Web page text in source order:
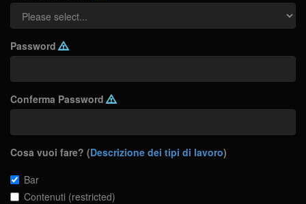
Password
Conferma Password
Cosa vuoi fare? (Descrizione dei tipi di lavoro)
Bar
Contenuti (restricted)